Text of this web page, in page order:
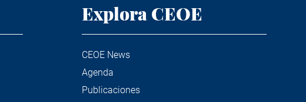
Explora CEOE
CEOE News
Agenda
Publicaciones